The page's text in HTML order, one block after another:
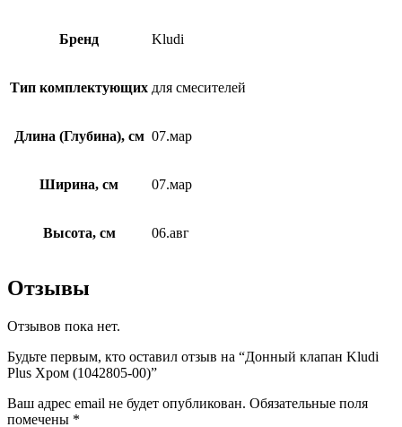
Бренд Kludi
Тип комплектующих для смесителей
Длина (Глубина), см 07.мар
Ширина, см 07.мар
Высота, см 06.авг
Отзывы
Отзывов пока нет.
Будьте первым, кто оставил отзыв на “Донный клапан Kludi
Plus Хром (1042805-00)”
Ваш адрес email не будет опубликован. Обязательные поля
помечены *